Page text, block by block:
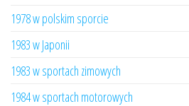
1978 w polskim sporcie
1983 w Japonii
1983 w sportach zimowych
1984 w sportach motorowych